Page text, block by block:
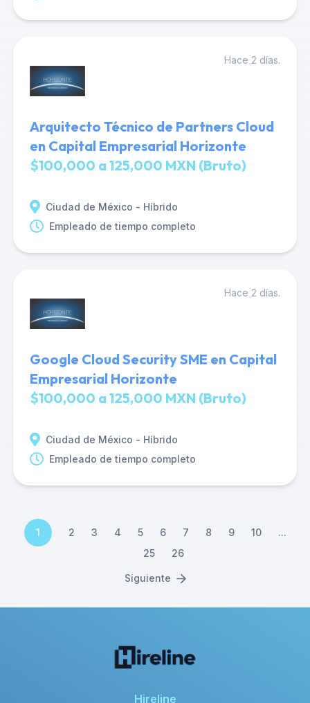
Hace 2 días.
Arquitecto Técnico de Partners Cloud
en Capital Empresarial Horizonte
$100,000 a 125,000 MXN (Bruto)
Ciudad de México - Híbrido
Empleado de tiempo completo
Hace 2 días.
Google Cloud Security SME en Capital
Empresarial Horizonte
$100,000 a 125,000 MXN (Bruto)
Ciudad de México - Híbrido
Empleado de tiempo completo
1 2 3 4 5 6 7 8 9 10
...
25
26
Siguiente
Hireline